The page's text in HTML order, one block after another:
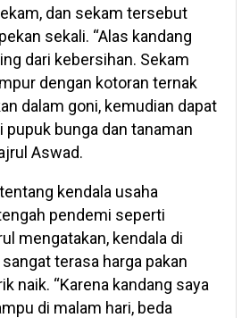
dan sekam tersebut
sekali. “Alas kandang
dari kebersihan. Sekam
dengan kotoran ternak
dalam goni, kemudian dapat
pupuk bunga dan tanaman
Aswad.
kendala usaha
pendemi seperti
mengatakan, kendala di
terasa harga pakan
naik. “Karena kandang saya
di malam hari, beda